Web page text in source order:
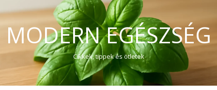
MODERN EGÉSZSÉG
Cikkek, tippek és ötletek